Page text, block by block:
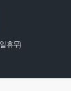
휴무)